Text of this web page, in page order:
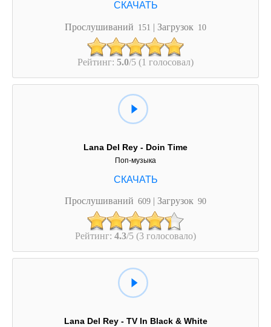
Прослушиваний 151 | Загрузок 10
Рейтинг: 5.0/5 (1 голосовал)
Lana Del Rey - Doin Time
Поп-музыка
Прослушиваний 609 | Загрузок 90
Рейтинг: 4.3/5 (3 голосовало)
Lana Del Rey - TV In Black & White